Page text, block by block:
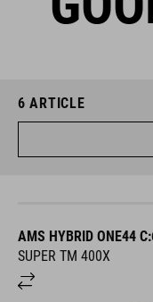
6 ARTICLE
AMS HYBRID ONE44
SUPER TM 400X